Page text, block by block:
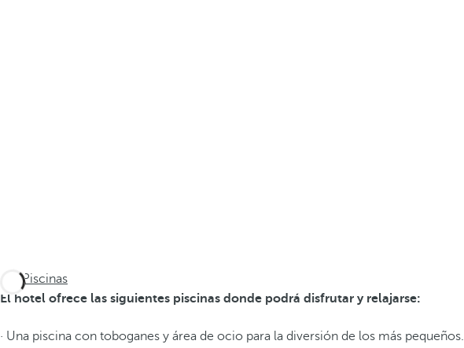
Piscinas
El hotel ofrece las siguientes piscinas donde podrá disfrutar y relajarse:
· Una piscina con toboganes y área de ocio para la diversión de los más pequeños.